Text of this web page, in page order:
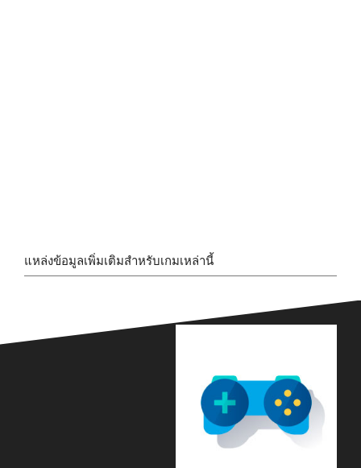
แหล่งข้อมูลเพิ่มเติมสำหรับเกมเหล่านี้